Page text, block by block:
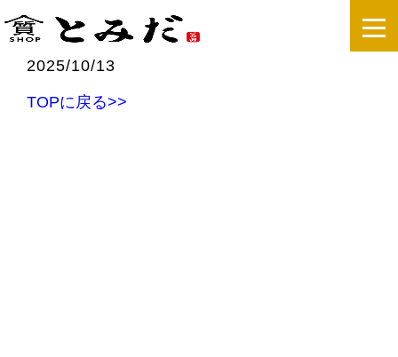
2025/10/13
TOPに戻る>>